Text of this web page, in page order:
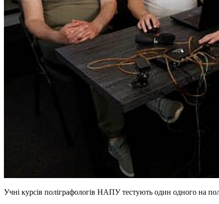
Учні курсів поліграфологів НАПУ тестують один одного на